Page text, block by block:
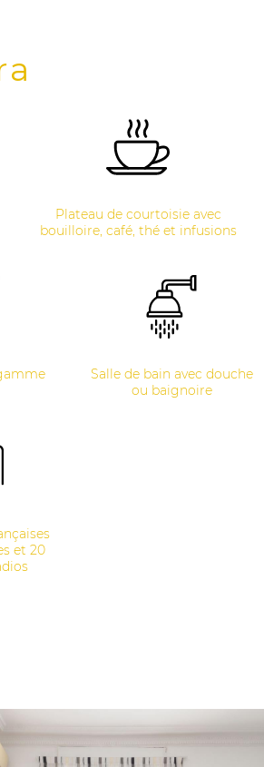
Plateau de courtoisie avec
bouilloire, café, thé et infusions
Salle de bain avec douche
ou baignoire
et 20